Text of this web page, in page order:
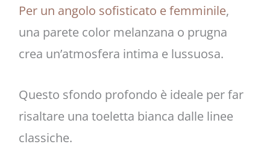
Per un angolo sofisticato e femminile,
una parete color melanzana o prugna
crea un’atmosfera intima e lussuosa.
Questo sfondo profondo è ideale per far
risaltare una toeletta bianca dalle linee
classiche.